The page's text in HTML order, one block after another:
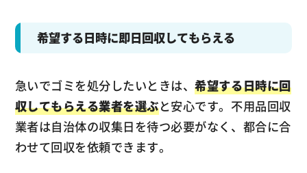
希望する日時に即日回収してもらえる
急いでゴミを処分したいときは、希望する日時に回
収してもらえる業者を選ぶと安心です。不用品回収
業者は自治体の収集日を待つ必要がなく、都合に合
わせて回収を依頼できます。